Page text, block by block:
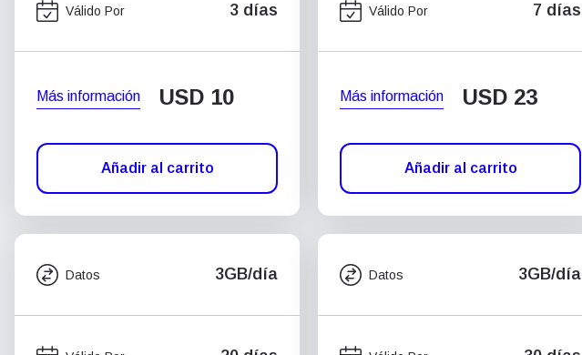
Válido Por 3 días
Más información USD 10
Añadir al carrito
Válido Por 7 días
Más información USD 23
Añadir al carrito
Datos 3GB/día Datos 3GB/día